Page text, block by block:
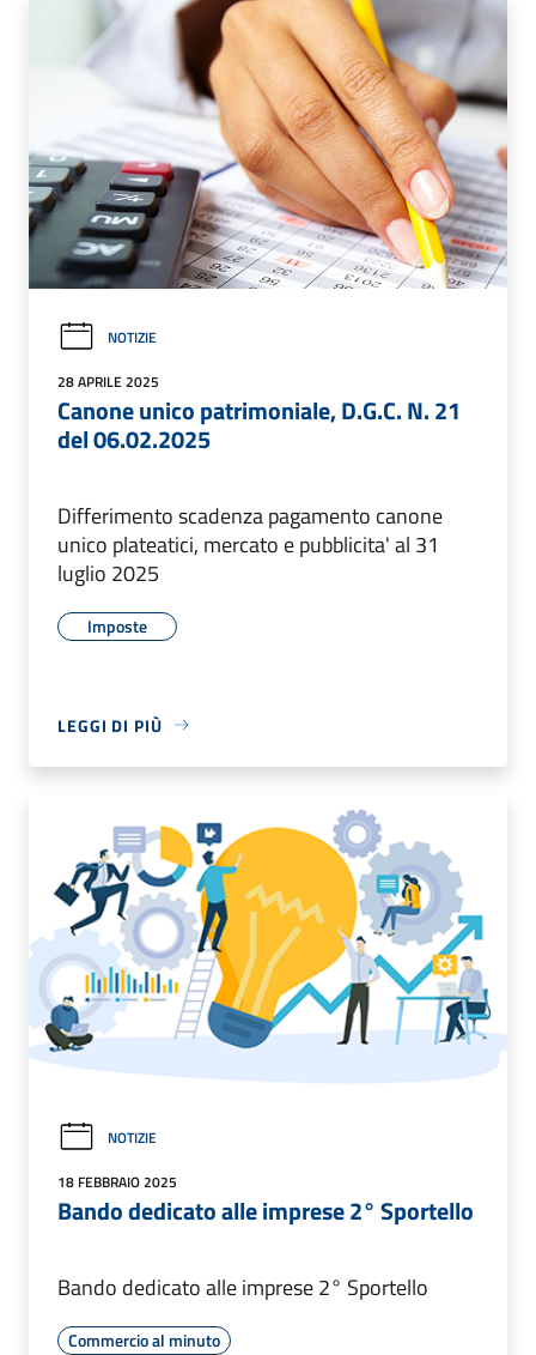
NOTIZIE
28 APRILE 2025
Canone unico patrimoniale, D.G.C. N. 21
del 06.02.2025
Differimento scadenza pagamento canone
unico plateatici, mercato e pubblicita' al 31
luglio 2025
Imposte
LEGGI DI PIÙ
NOTIZIE
18 FEBBRAIO 2025
Bando dedicato alle imprese 2° Sportello
Bando dedicato alle imprese 2° Sportello
Commercio al minuto